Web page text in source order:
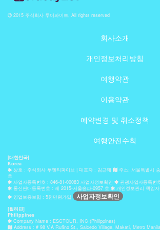
2015 주식회사 투어파이브, All rights reserved
회사소개
개인정보처리방침
여행약관
이용약관
예약변경 및 취소정책
여행안전수칙
[대한민국]
Korea
상호 : 주식회사 투엔티파이브 | 대표자 : 김근태
주소: 서울특별시
호
사업자등록번호 : 846-81-00083 사업자정보확인
관광사업자등록번
통신판매등록번호 : 제 2015-서울송파-0957 호
개인정보관리 책임
영업보증보험 : 5천만원가입
사업자정보확인
[필리핀]
Philippines
Company Name : ESCTOUR, INC (Philippines)
Address : # 98 V.A Rufino St., Salcedo Village, Makati, Metro Manila